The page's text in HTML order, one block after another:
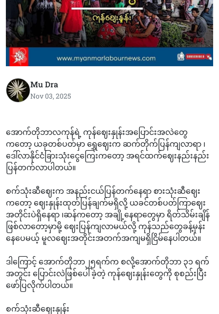
Mu Dra
Nov 03, 2025
အောက်တိုဘာလကုန်ရဲ့ ကုန်ဈေးနှုန်းအပြောင်းအလဲတွေ
ကတော့ ယခုတစ်ပတ်မှာ ရွှေဈေးက ဆက်တိုက်ပြန်ကျလာရာ ၊
ဒေါ်လာနိုင်ငံခြားသုံးငွေကြေးကတော့ အရင်ထက်ဈေးနည်းနည်း
ပြန်တက်လာပါတယ်။
စက်သုံးဆီဈေးက အနည်းငယ်ပြန်တက်နေရာ စားသုံးဆီဈေး
ကတော့ ဈေးနှုန်းထုတ်ပြန်ချက်မရှိလို့ ယခင်တစ်ပတ်ကြာဈေး
အတိုင်းပဲရှိနေရာ ၊ဆန်ကတော့ အချို့နေရာတွေမှာ ရိတ်သိမ်းချိန်
ဖြစ်လာတော့မှာမို့ ဈေးပြန်ကျလာမယ်လို့ ကုန်သည်တွေခန့်မှန်း
နေပေမယ့် မူလဈေးအတိုင်းအတက်အကျမရှိငြိမ်နေပါတယ်။
ဒါကြောင့် အောက်တိုဘာ၂၅ရက်က စလို့အောက်တိုဘာ ၃‌၁ ရက်
အတွင်း ပြောင်းလဲဖြစ်ပေါ်ခဲ့တဲ့ ကုန်ဈေးနှုန်းတွေကို စုစည်းပြီး
ဖော်ပြလိုက်ပါတယ်။
စက်သုံးဆီဈေးနှုန်း